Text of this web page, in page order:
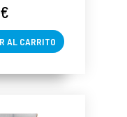
Ligne
-
Thermal ®
AL CARRITO